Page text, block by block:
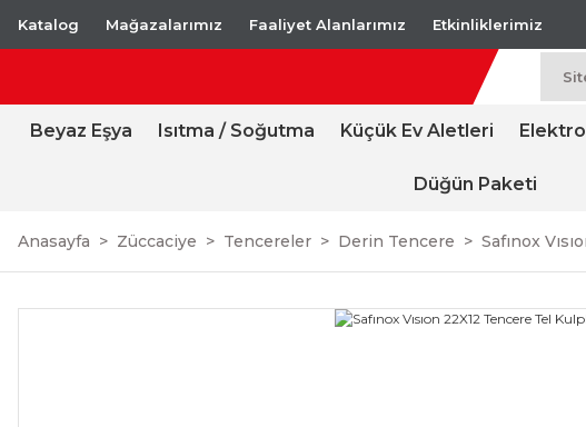
Katalog Mağazalarımız Faaliyet Alanlarımız Etkinliklerimiz
Beyaz Eşya Isıtma / Soğutma Küçük Ev Aletleri
Düğün Paketi
Anasayfa Züccaciye Tencereler Derin Tencere Safınox